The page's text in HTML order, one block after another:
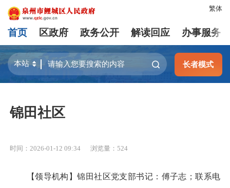
繁体
首页 区政府 政务公开 解读回应 办事服务
长者模式
锦田社区
时间：2026-01-12 09:34 浏览量： 524
【领导机构】锦田社区党支部书记：傅子志；联系电